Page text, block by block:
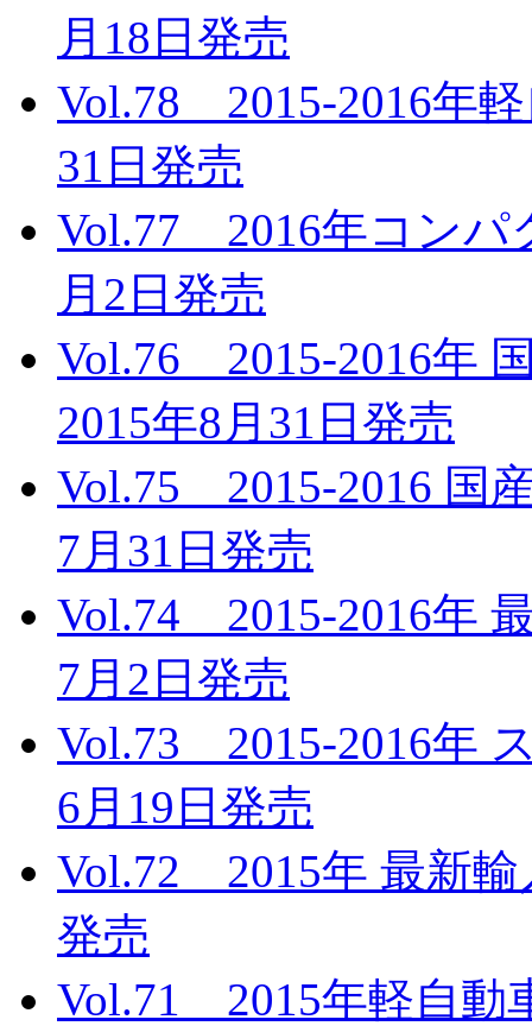
月18日発売
Vol.78 2015-2016年
31日発売
Vol.77 2016年コンパ
月2日発売
Vol.76 2015-2016年
2015年8月31日発売
Vol.75 2015-2016 国
7月31日発売
Vol.74 2015-2016年
7月2日発売
Vol.73 2015-2016年
6月19日発売
Vol.72 2015年 最新
発売
Vol.71 2015年軽自動